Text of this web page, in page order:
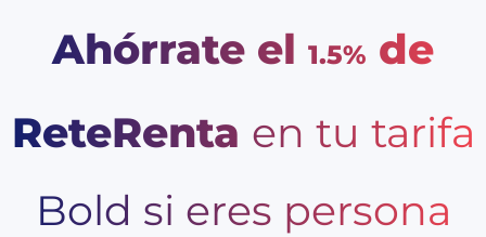
Ahórrate el 1.5% de
ReteRenta en tu tarifa
Bold si eres persona